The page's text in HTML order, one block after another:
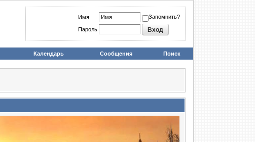
Имя Запомнить?
Пароль
Календарь Сообщения Поиск